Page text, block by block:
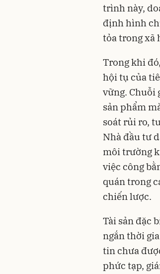
trình này,
định hình
tỏa trong xã
Trong khi
hội tụ của
vững. Chuỗi
sản phẩm
soát rủi ro,
Nhà đầu tư
môi trường
việc công
quán trong
chiến lược.
Tài sản đặc
ngắn thời
tin chưa
phức tạp,